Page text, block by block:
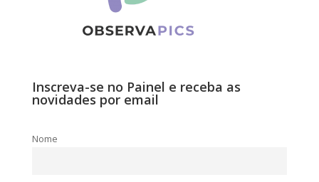
Inscreva-se no Painel e receba as
novidades por email
Nome